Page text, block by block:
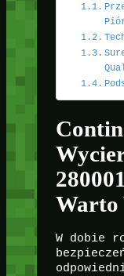
Warto
W dobie